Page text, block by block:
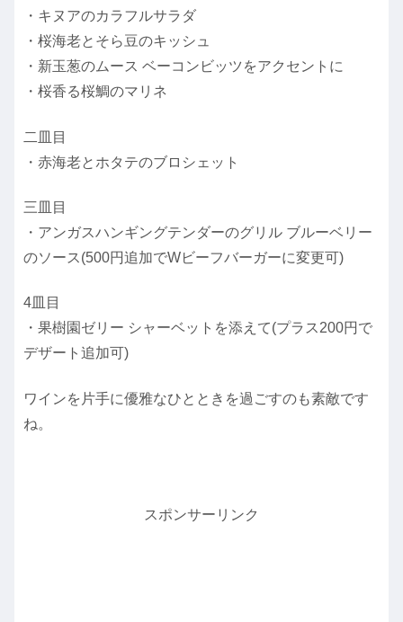
・キヌアのカラフルサラダ
・桜海老とそら豆のキッシュ
・新玉葱のムース ベーコンビッツをアクセントに
・桜香る桜鯛のマリネ
二皿目
・赤海老とホタテのブロシェット
三皿目
・アンガスハンギングテンダーのグリル ブルーベリー
のソース(500円追加でWビーフバーガーに変更可)
4皿目
・果樹園ゼリー シャーベットを添えて(プラス200円で
デザート追加可)
ワインを片手に優雅なひとときを過ごすのも素敵です
ね。
スポンサーリンク